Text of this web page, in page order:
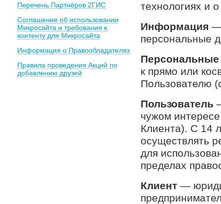
Перечень Партнёров 2ГИС
Соглашение об использовании
Микросайта и требования к
контенту для Микросайта
Информация о Правообладателях
Правила проведения Акций по
добавлению друзей
технологиях и
Информация —
персональные
к прямо или
Пользователю
Пользователь
чужом
Клиента). С 14
осуществлять
для
пределах
Клиент —